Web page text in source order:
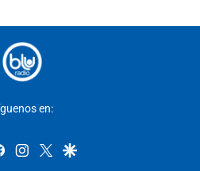
en:
facebookinstagram
twittergoogle